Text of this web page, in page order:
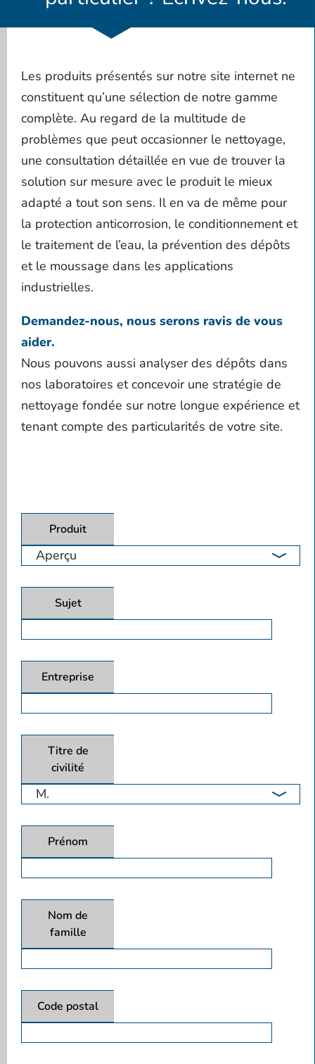
Les produits présentés sur notre site internet ne
constituent qu’une sélection de notre gamme
complète. Au regard de la multitude de
problèmes que peut occasionner le nettoyage,
une consultation détaillée en vue de trouver la
solution sur mesure avec le produit le mieux
adapté a tout son sens. Il en va de même pour
la protection anticorrosion, le conditionnement et
le traitement de l’eau, la prévention des dépôts
et le moussage dans les applications
industrielles.
Demandez-nous, nous serons ravis de vous
aider.
Nous pouvons aussi analyser des dépôts dans
nos laboratoires et concevoir une stratégie de
nettoyage fondée sur notre longue expérience et
tenant compte des particularités de votre site.
Produit
Sujet
Entreprise
Titre de
civilité
Prénom
Nom de
famille
Code postal